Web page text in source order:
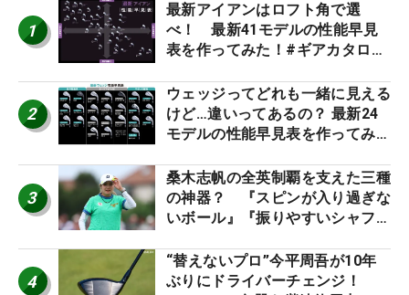
1
最新アイアンはロフト角で選
べ！ 最新41モデルの性能早見
表を作ってみた！#ギアカタログ
2
ウェッジってどれも一緒に見える
けど…違いってあるの？ 最新24
モデルの性能早見表を作ってみ
3
桑木志帆の全英制覇を支えた三種
の神器？ 『スピンが入り過ぎな
いボール』『振りやすいシャフ
ー』 #女子プロセッティング
4
“替えないプロ”今平周吾が10年
ぶりにドライバーチェンジ！